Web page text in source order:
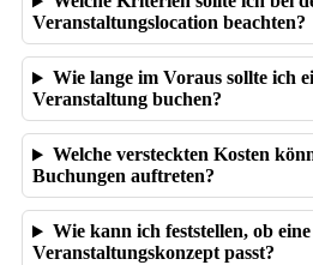
Veranstaltungslocation beachten?
Wie lange im Voraus sollte ich
Veranstaltung buchen?
Welche versteckten Kosten
Buchungen auftreten?
Wie kann ich feststellen, ob
Veranstaltungskonzept passt?